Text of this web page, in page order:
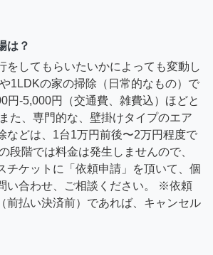
は？
をしてもらいたいかによっても変動し
1LDKの家の掃除（日常的なもの）で
円-5,000円（交通費、雑費込）ほどと
た、専門的な、壁掛けタイプのエア
などは、1台1万円前後〜2万円程度で
段階では料金は発生しませんので、
チケットに「依頼申請」を頂いて、個
い合わせ、ご相談ください。 ※依頼
前払い決済前）であれば、キャンセル